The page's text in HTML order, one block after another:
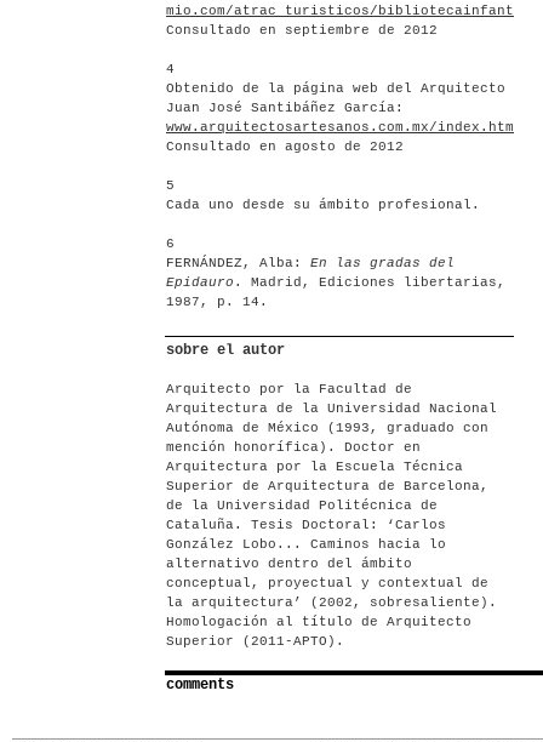
mio.com/atrac_turisticos/
Consultado en septiembre de 2012
4
Obtenido de la página web del Arquitecto
Juan José Santibáñez García:
www.arquitectosartesanos.com.mx/index.html
Consultado en agosto de 2012
5
Cada uno desde su ámbito profesional.
6
FERNÁNDEZ, Alba: En las gradas del
Epidauro . Madrid, Ediciones libertarias,
1987, p. 14.
sobre el autor
Arquitecto por la Facultad de
Arquitectura de la Universidad Nacional
Autónoma de México (1993, graduado con
mención honorífica). Doctor en
Arquitectura por la Escuela Técnica
Superior de Arquitectura de Barcelona,
de la Universidad Politécnica de
Cataluña. Tesis Doctoral: ‘Carlos
González Lobo... Caminos hacia lo
alternativo dentro del ámbito
conceptual, proyectual y contextual de
la arquitectura’ (2002, sobresaliente).
Homologación al título de Arquitecto
Superior (2011-APTO).
comments